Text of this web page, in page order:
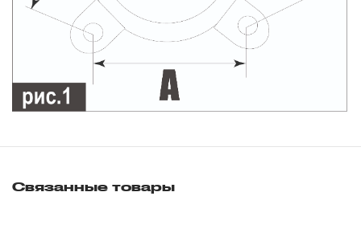
ввода инструмента в эксплуатацию, но не более 3-х
месяцев с даты продажи.
3. Исполнение гарантийных обязательств.
3.1 На изделия торговых марок JONNESWAY® и
скачать инструкцию
Связанные товары